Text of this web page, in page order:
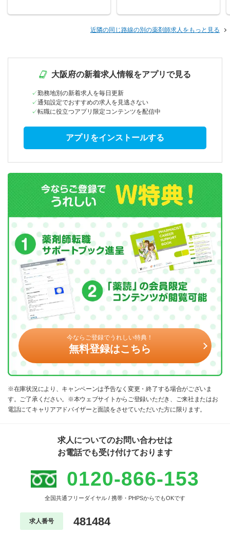
近隣の同じ路線の別の薬剤師求人をもっと見る
大阪府の新着求人情報をアプリで見る
勤務地別の新着求人を毎日更新
通知設定でおすすめの求人を見逃さない
転職に役立つアプリ限定コンテンツを配信中
アプリをインストールする
今ならご登録でうれしい特典！
無料登録はこちら
※在庫状況により、キャンペーンは予告なく変更・終了する場合がございま
す。ご了承ください。※本ウェブサイトからご登録いただき、ご来社またはお
電話にてキャリアアドバイザーと面談をさせていただいた方に限ります。
求人についてのお問い合わせは
お電話でも受け付けております
0120-866-153
全国共通フリーダイヤル / 携帯・PHPSからでもOKです
求人番号 481484